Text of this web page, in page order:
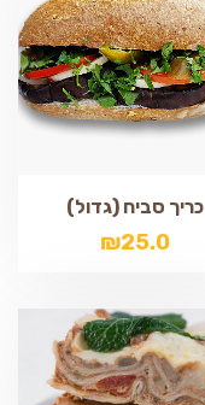
כריך סביח (גדול)
₪25.0